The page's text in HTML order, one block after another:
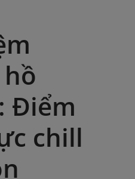
Điểm
chill